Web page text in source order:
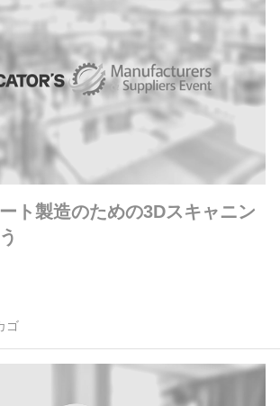
ト製造のための3Dスキャニン
ゴ